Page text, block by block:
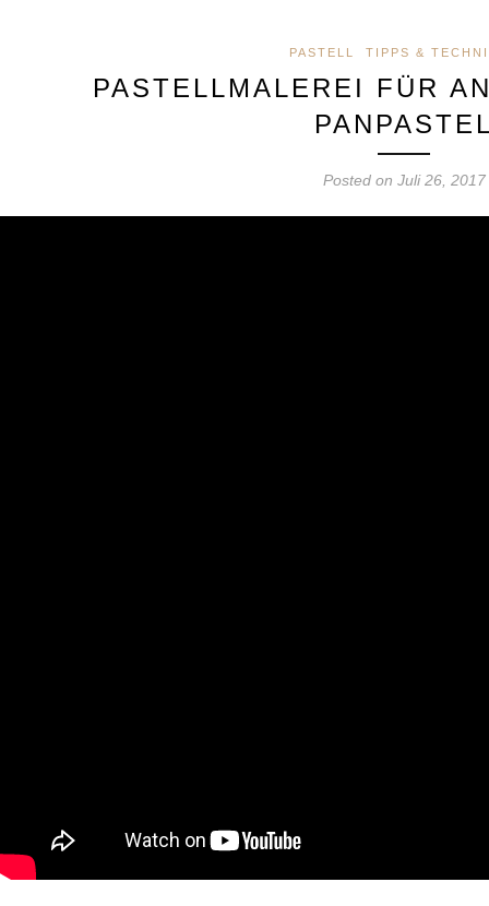
PASTELL TIPPS &
PASTELLMALEREI FÜR
Posted on Juli 26, 2017